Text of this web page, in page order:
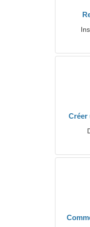
Créer